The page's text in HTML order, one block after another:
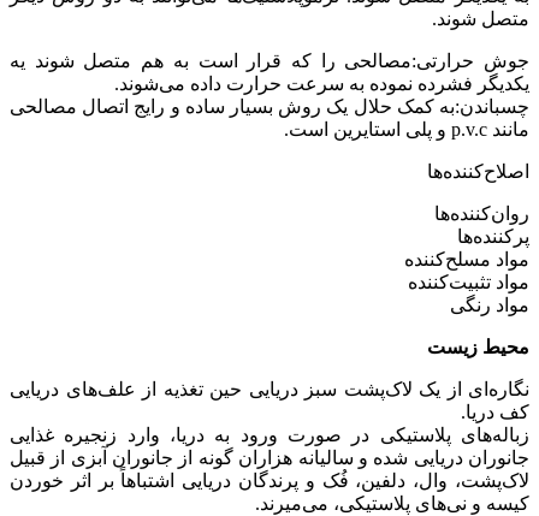
متصل شوند.
جوش حرارتی:مصالحی را که قرار است به هم متصل شوند یه
یکدیگر فشرده نموده به سرعت حرارت داده می‌شوند.
چسباندن:به کمک حلال یک روش بسیار ساده و رایج اتصال مصالحی
مانند p.v.c و پلی استایرین است.
اصلاح‌کننده‌ها
روان‌کننده‌ها
پرکننده‌ها
مواد مسلح‌کننده
مواد تثبیت‌کننده
مواد رنگی
محیط زیست
نگاره‌ای از یک لاک‌پشت سبز دریایی حین تغذیه از علف‌های دریایی
کف دریا.
زباله‌های پلاستیکی در صورت ورود به دریا، وارد زنجیره غذایی
جانوران دریایی شده و سالیانه هزاران گونه از جانوران آبزی از قبیل
لاک‌پشت، وال، دلفین، فُک و پرندگان دریایی اشتباهاً بر اثر خوردن
کیسه و نی‌های پلاستیکی، می‌میرند.